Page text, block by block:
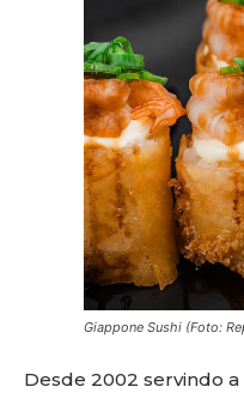
Giappone Sushi (Foto:
Desde 2002 servindo